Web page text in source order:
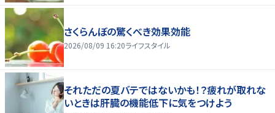
さくらんぼの驚くべき効果効能
2026/08/09 16:20ライフスタイル
それただの夏バテではないかも！？疲れが取れな
いときは肝臓の機能低下に気をつけよう